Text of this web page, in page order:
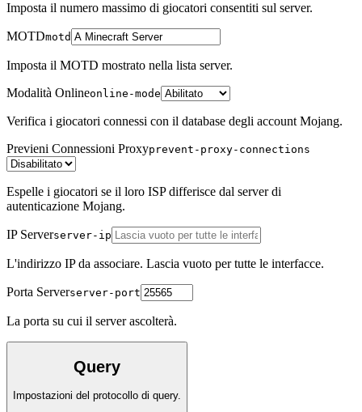
Imposta il numero massimo di giocatori consentiti sul server.
MOTDmotd
Imposta il MOTD mostrato nella lista server.
Modalità Onlineonline-mode
Verifica i giocatori connessi con il database degli account Mojang.
Previeni Connessioni Proxyprevent-proxy-connections
Espelle i giocatori se il loro ISP differisce dal server di
autenticazione Mojang.
IP Serverserver-ip
L'indirizzo IP da associare. Lascia vuoto per tutte le interfacce.
Porta Serverserver-port
La porta su cui il server ascolterà.
Query
Impostazioni del protocollo di query.